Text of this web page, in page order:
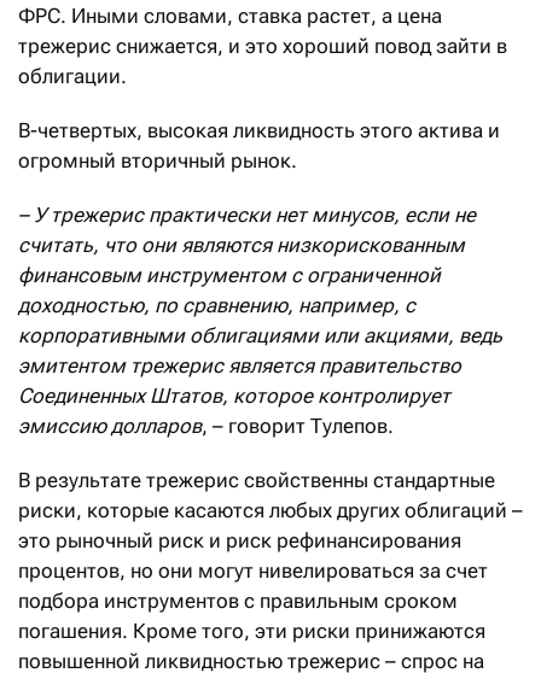
ФРС. Иными словами, ставка растет, а цена
трежерис снижается, и это хороший повод зайти в
облигации.
В-четвертых, высокая ликвидность этого актива и
огромный вторичный рынок.
– У трежерис практически нет минусов, если не
считать, что они являются низкорискованным
финансовым инструментом с ограниченной
доходностью, по сравнению, например, с
корпоративными облигациями или акциями, ведь
эмитентом трежерис является правительство
Соединенных Штатов, которое контролирует
эмиссию долларов, – говорит Тулепов.
В результате трежерис свойственны стандартные
риски, которые касаются любых других облигаций –
это рыночный риск и риск рефинансирования
процентов, но они могут нивелироваться за счет
подбора инструментов с правильным сроком
погашения. Кроме того, эти риски принижаются
повышенной ликвидностью трежерис – спрос на